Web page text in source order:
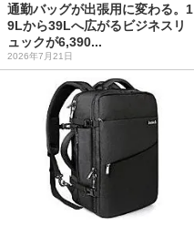
通勤バッグが出張用に変わる。1
9Lから39Lへ広がるビジネスリ
ュックが6,390...
2026年7月21日